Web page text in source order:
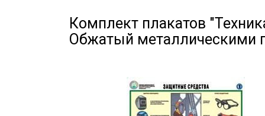
Комплект плакатов
Обжатый металлическими